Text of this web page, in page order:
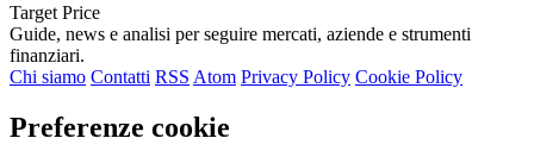
Target Price
Guide, news e analisi per seguire mercati, aziende e strumenti
finanziari.
Chi siamo Contatti RSS Atom Privacy Policy Cookie Policy
Preferenze cookie